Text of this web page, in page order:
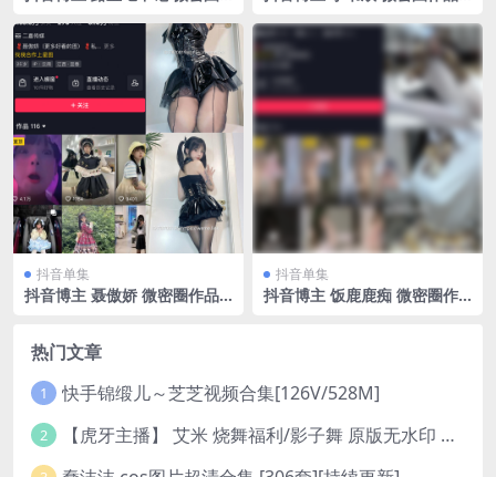
新至：2024.10.28
至：2023.6.24
抖音单集
抖音博主 聂傲娇 微密圈作品
抖音单集
抖音博主 饭鹿鹿痴 微密圈作
热门文章
1 快手锦缎儿～芝芝视频合集[126V/528M]
2 【虎牙主播】 艾米 烧舞福利/影子舞 原版无水印 （1v/130m）